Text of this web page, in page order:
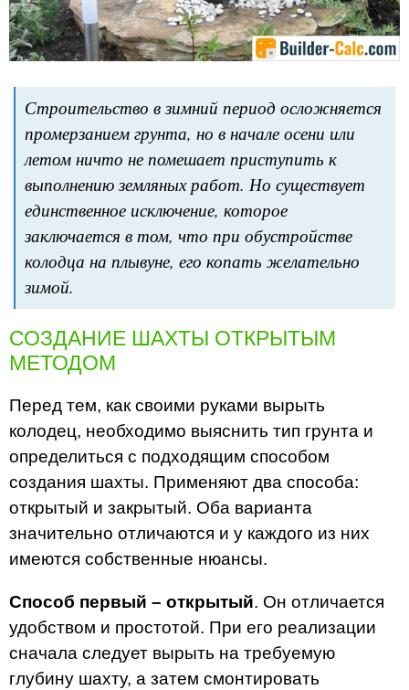
Строительство в зимний период осложняется
промерзанием грунта, но в начале осени или
летом ничто не помешает приступить к
выполнению земляных работ. Но существует
единственное исключение, которое
заключается в том, что при обустройстве
колодца на плывуне, его копать желательно
зимой.
СОЗДАНИЕ ШАХТЫ ОТКРЫТЫМ
МЕТОДОМ
Перед тем, как своими руками вырыть
колодец, необходимо выяснить тип грунта и
определиться с подходящим способом
создания шахты. Применяют два способа:
открытый и закрытый. Оба варианта
значительно отличаются и у каждого из них
имеются собственные нюансы.
Способ первый – открытый. Он отличается
удобством и простотой. При его реализации
сначала следует вырыть на требуемую
глубину шахту, а затем смонтировать